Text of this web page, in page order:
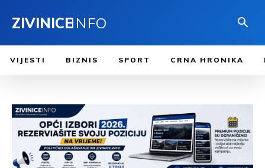
ZIVINICEINFO
VIJESTI BIZNIS SPORT CRNA HRONIKA